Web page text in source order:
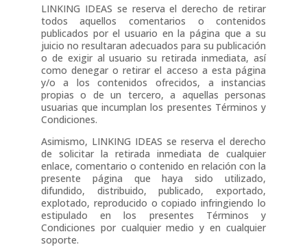
LINKING IDEAS se reserva el derecho de retirar
todos aquellos comentarios o contenidos
publicados por el usuario en la página que a su
juicio no resultaran adecuados para su publicación
o de exigir al usuario su retirada inmediata, así
como denegar o retirar el acceso a esta página
y/o a los contenidos ofrecidos, a instancias
propias o de un tercero, a aquellas personas
usuarias que incumplan los presentes Términos y
Condiciones.
Asimismo, LINKING IDEAS se reserva el derecho
de solicitar la retirada inmediata de cualquier
enlace, comentario o contenido en relación con la
presente página que haya sido utilizado,
difundido, distribuido, publicado, exportado,
explotado, reproducido o copiado infringiendo lo
estipulado en los presentes Términos y
Condiciones por cualquier medio y en cualquier
soporte.